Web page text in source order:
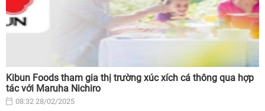
Kibun Foods tham gia thị trường xúc xích cá thông qua hợp
tác với Maruha Nichiro
08:32 28/02/2025